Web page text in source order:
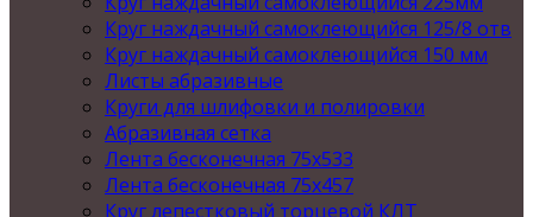
Круг наждачный самоклеющийся 125/8 отв
Круг наждачный самоклеющийся 150 мм
Листы абразивные
Круги для шлифовки и полировки
Абразивная сетка
Лента бесконечная 75х533
Лента бесконечная 75х457
Круг лепестковый торцевой КЛТ